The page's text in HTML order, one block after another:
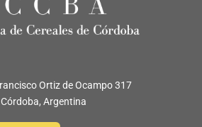
Ortiz de Ocampo 317
Córdoba, Argentina